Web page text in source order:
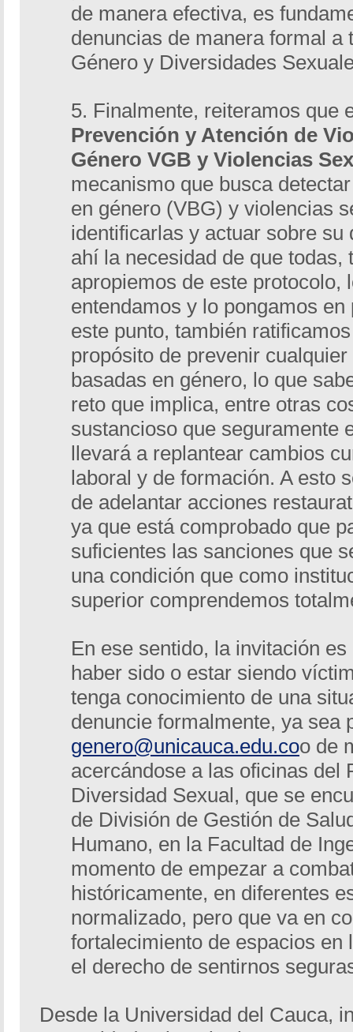
de manera efectiva, es
denuncias de manera formal a
Género y Diversidades
5. Finalmente, reiteramos que
Prevención y Atención de
Género VGB y Violencias
mecanismo que busca
en género (VBG) y violencias
identificarlas y actuar sobre su
ahí la necesidad de que todas,
apropiemos de este protocolo,
entendamos y lo pongamos
este punto, también
propósito de prevenir
basadas en género, lo que
reto que implica, entre otras
sustancioso que seguramente
llevará a replantear cambios
laboral y de formación. A esto
de adelantar acciones
ya que está comprobado que
suficientes las sanciones que
una condición que como
superior comprendemos
En ese sentido, la invitación
haber sido o estar siendo
tenga conocimiento de una
denuncie formalmente, ya sea
genero@unicauca.edu.coo de
acercándose a las oficinas del
Diversidad Sexual, que se
de División de Gestión de
Humano, en la Facultad de
momento de empezar a
históricamente, en diferentes
normalizado, pero que va en
fortalecimiento de espacios en
el derecho de sentirnos
Desde la Universidad del Cauca,